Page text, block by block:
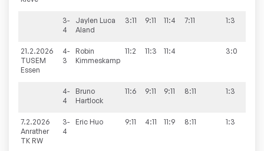
3-
4
Jaylen Luca
Aland
3:11 9:11 11:4 7:11 1:3
21.2.2026
TUSEM
Essen
4-
3
Robin
Kimmeskamp
11:2 11:3 11:4 3:0
4-
4
Bruno
Hartlock
11:6 9:11 9:11 8:11 1:3
7.2.2026
Anrather
TK RW
3-
4
Eric Huo 9:11 4:11 11:9 8:11 1:3